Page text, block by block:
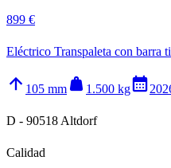
899 €
Eléctrico Transpaleta con barra
arrow_upward 105 mm weight 1.500 kgcalendar_month
D - 90518 Altdorf
Calidad